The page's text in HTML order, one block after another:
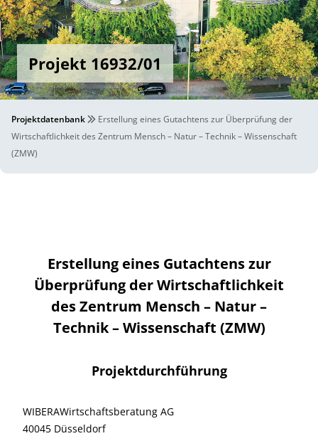
Projekt 16932/01
Projektdatenbank
Erstellung eines Gutachtens zur Überprüfung der
Wirtschaftlichkeit des Zentrum Mensch – Natur – Technik – Wissenschaft
(ZMW)
Erstellung eines Gutachtens zur
Überprüfung der Wirtschaftlichkeit
des Zentrum Mensch – Natur –
Technik – Wissenschaft (ZMW)
Projektdurchführung
WIBERAWirtschaftsberatung AG
40045 Düsseldorf